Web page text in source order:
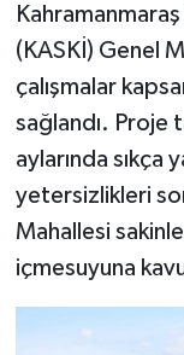
(KASKİ) Genel
çalışmalar
sağlandı. Proje
aylarında sıkça
yetersizlikleri
Mahallesi
içmesuyuna
YAŞAM
KÜLTÜR